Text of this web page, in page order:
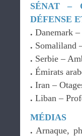
SÉNAT –
DÉFENSE
. Danemark
. Somaliland
. Serbie –
. Émirats
. Iran –
. Liban –
MÉDIAS
. Arnaque,